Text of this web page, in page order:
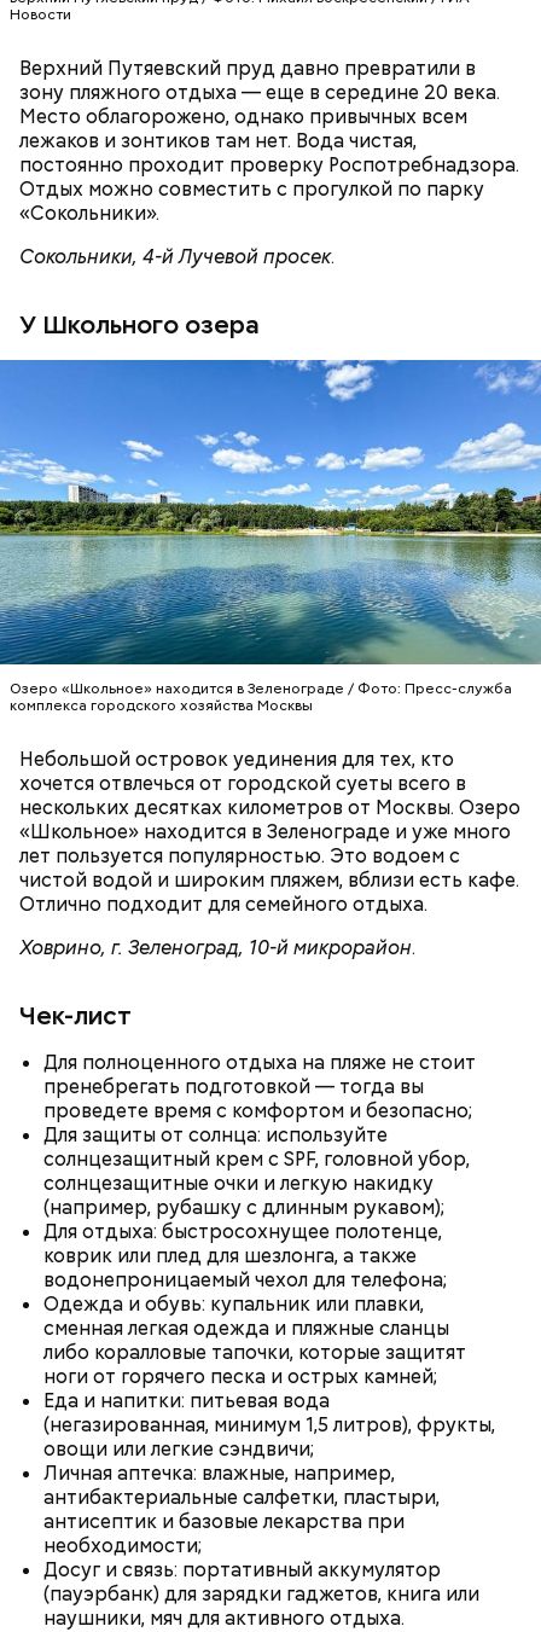
Новости
Верхний Путяевский пруд давно превратили в
зону пляжного отдыха — еще в середине 20 века.
Место облагорожено, однако привычных всем
лежаков и зонтиков там нет. Вода чистая,
постоянно проходит проверку Роспотребнадзора.
Отдых можно совместить с прогулкой по парку
«Сокольники».
Сокольники, 4-й Лучевой просек.
У Школьного озера
Озеро «Школьное» находится в Зеленограде / Фото: Пресс-служба
комплекса городского хозяйства Москвы
Небольшой островок уединения для тех, кто
хочется отвлечься от городской суеты всего в
нескольких десятках километров от Москвы. Озеро
«Школьное» находится в Зеленограде и уже много
лет пользуется популярностью. Это водоем с
чистой водой и широким пляжем, вблизи есть кафе.
Отлично подходит для семейного отдыха.
Ховрино, г. Зеленоград, 10-й микрорайон.
Чек-лист
Для полноценного отдыха на пляже не стоит
пренебрегать подготовкой — тогда вы
проведете время с комфортом и безопасно;
Для защиты от солнца: используйте
солнцезащитный крем с SPF, головной убор,
солнцезащитные очки и легкую накидку
(например, рубашку с длинным рукавом);
Для отдыха: быстросохнущее полотенце,
коврик или плед для шезлонга, а также
водонепроницаемый чехол для телефона;
Одежда и обувь: купальник или плавки,
сменная легкая одежда и пляжные сланцы
либо коралловые тапочки, которые защитят
ноги от горячего песка и острых камней;
Еда и напитки: питьевая вода
(негазированная, минимум 1,5 литров), фрукты,
овощи или легкие сэндвичи;
Личная аптечка: влажные, например,
антибактериальные салфетки, пластыри,
антисептик и базовые лекарства при
необходимости;
Досуг и связь: портативный аккумулятор
(пауэрбанк) для зарядки гаджетов, книга или
наушники, мяч для активного отдыха.
Ювелирная точность
Если большую часть работы выполняют роботы, то
что же остается людям?
— Одна из задач специалистов — управление
умными машинами. Кроме того, установить
некоторые компоненты и исправить неточности
может только человек, — говорит Павел и
предлагает перейти в соседний цех.
лежат мелкие детали. Кажется, нужно быть
такими крошечными элементами. С этой задачей
прекрасно справляется слесарь-сборщик
Светлана Булгакова.
Расцвет фестивальной культуры пришелся на
период хрущевской оттепели. Например, в 1962
году прошел московский фестиваль
импровизационной джазовой музыки «Джаз-62».
За три дня на мероприятии выступили 15
коллективов, которые боролись за серьезную
награду — возможность представлять свою
страну на престижном джазовом фестивале в
Варшаве.
Фото: РИА Новости
В 1979 году впервые прошел фестиваль
современной музыки «Московская осень», на
авторов. Тогда звучала симфоническая, камерная,
— К поклонникам музыкального искусства пришел
настоящий праздник под названием «Московская
осень». Какой музыкальный жанр ни возьми —
всюду премьеры. В какой концертный зал ни
загляни — везде концерты из произведений
советских композиторов, встречи с любимыми
музыкальными коллективами и солистами, — писала
«Вечерняя Москва» о фестивале в 1980 году.
Фото: РИА Новости
Перестройка, 90-е и 2000-е: рейвы и